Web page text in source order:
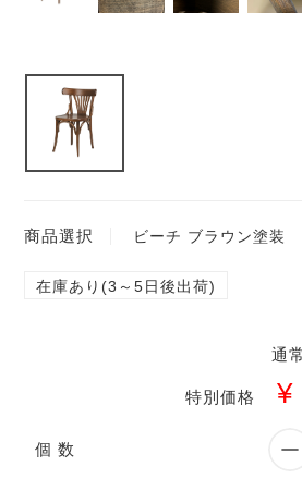
商品選択 ビーチ ブラウン塗装
在庫あり(3～5日後出荷)
個 数
通
特別価格 ¥